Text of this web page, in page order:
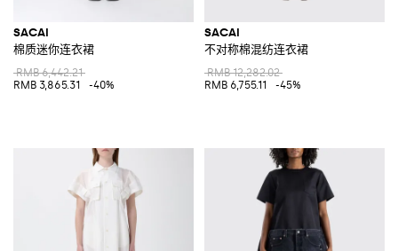
SACAI
棉质迷你连衣裙
RMB 6,442.21
RMB 3,865.31
-40%
SACAI
不对称棉混纺连衣裙
RMB 12,282.02
RMB 6,755.11
-45%